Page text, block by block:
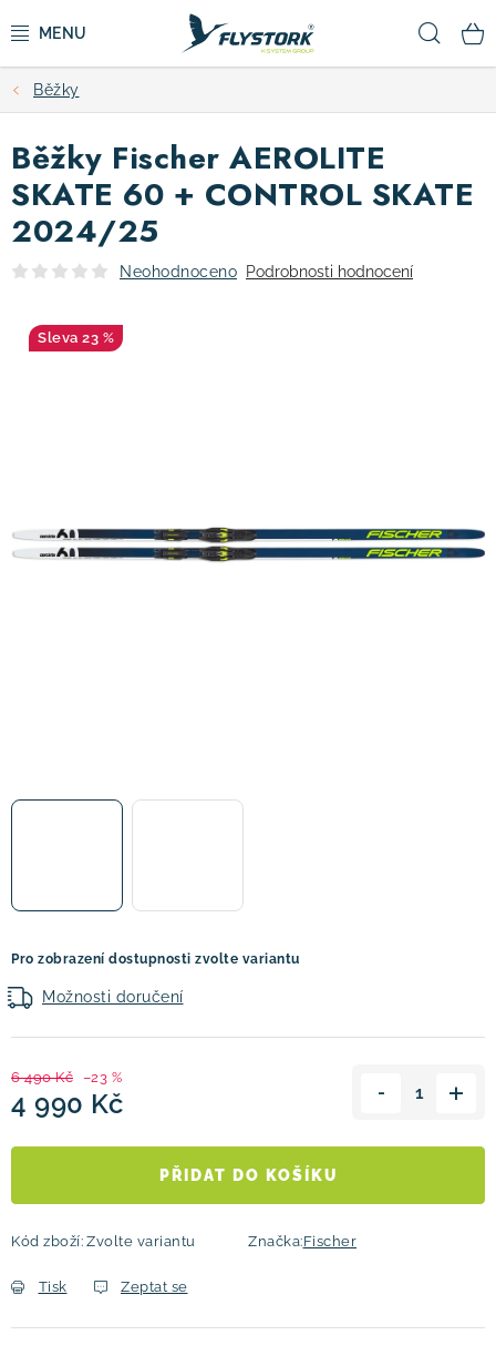
na
CYKLISTIKA
ZIMNÍ SPORTY
KOLOBĚŽKY
DOPLŇKY
! Akce ! Obchodní podmínky
Doprava a platba
Běžky
Pro zobrazení dostupnosti zvolte variantu
Možnosti doručení
6 490 Kč –23 %
4 990 Kč
PŘIDAT DO KOŠÍKU
Kód zboží: Zvolte variantu Značka:Fischer
Tisk Zeptat se
Běžky Fischer AEROLITE
SKATE 60 + CONTROL SKATE
2024/25
Neohodnoceno Podrobnosti hodnocení
23 %